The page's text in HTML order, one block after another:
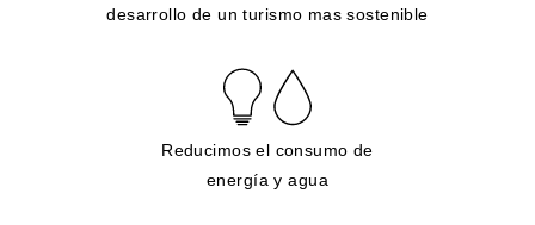
desarrollo de un turismo mas sostenible
Reducimos el consumo de
energía y agua